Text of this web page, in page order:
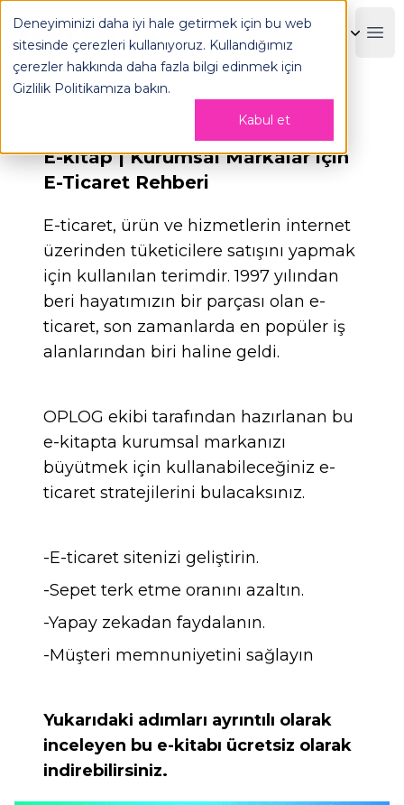
Deneyiminizi daha iyi hale getirmek için bu web
sitesinde çerezleri kullanıyoruz. Kullandığımız
çerezler hakkında daha fazla bilgi edinmek için
Gizlilik Politikamıza bakın.
Kabul et
OPLOG
E-kitap | Kurumsal Markalar için
E-Ticaret Rehberi
E-ticaret, ürün ve hizmetlerin internet
üzerinden tüketicilere satışını yapmak
için kullanılan terimdir. 1997 yılından
beri hayatımızın bir parçası olan e-
ticaret, son zamanlarda en popüler iş
alanlarından biri haline geldi.
OPLOG ekibi tarafından hazırlanan bu
e-kitapta kurumsal markanızı
büyütmek için kullanabileceğiniz e-
ticaret stratejilerini bulacaksınız.
-E-ticaret sitenizi geliştirin.
-Sepet terk etme oranını azaltın.
-Yapay zekadan faydalanın.
-Müşteri memnuniyetini sağlayın
Yukarıdaki adımları ayrıntılı olarak
inceleyen bu e-kitabı ücretsiz olarak
indirebilirsiniz.